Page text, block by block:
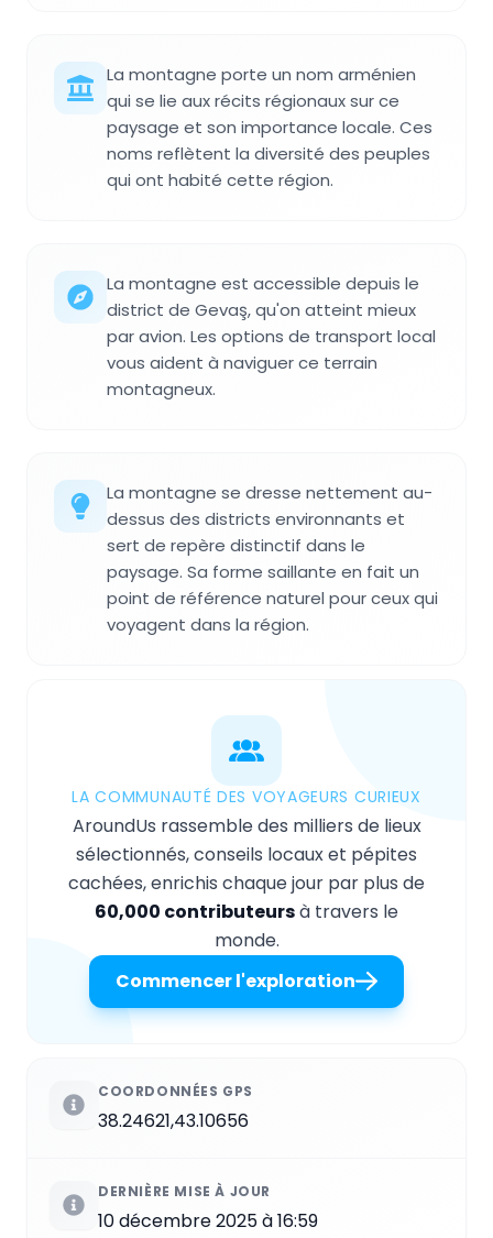
La montagne porte un nom arménien
qui se lie aux récits régionaux sur ce
paysage et son importance locale. Ces
noms reflètent la diversité des peuples
qui ont habité cette région.
La montagne est accessible depuis le
district de Gevaş, qu'on atteint mieux
par avion. Les options de transport local
vous aident à naviguer ce terrain
montagneux.
La montagne se dresse nettement au-
dessus des districts environnants et
sert de repère distinctif dans le
paysage. Sa forme saillante en fait un
point de référence naturel pour ceux qui
voyagent dans la région.
LA COMMUNAUTÉ DES VOYAGEURS CURIEUX
AroundUs rassemble des milliers de lieux
sélectionnés, conseils locaux et pépites
cachées, enrichis chaque jour par plus de
60,000 contributeursà travers le
monde.
Commencer l'exploration
COORDONNÉES GPS
38.24621,43.10656
DERNIÈRE MISE À JOUR
10 décembre 2025 à 16:59